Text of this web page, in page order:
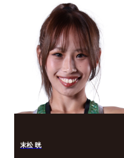
末松 晄